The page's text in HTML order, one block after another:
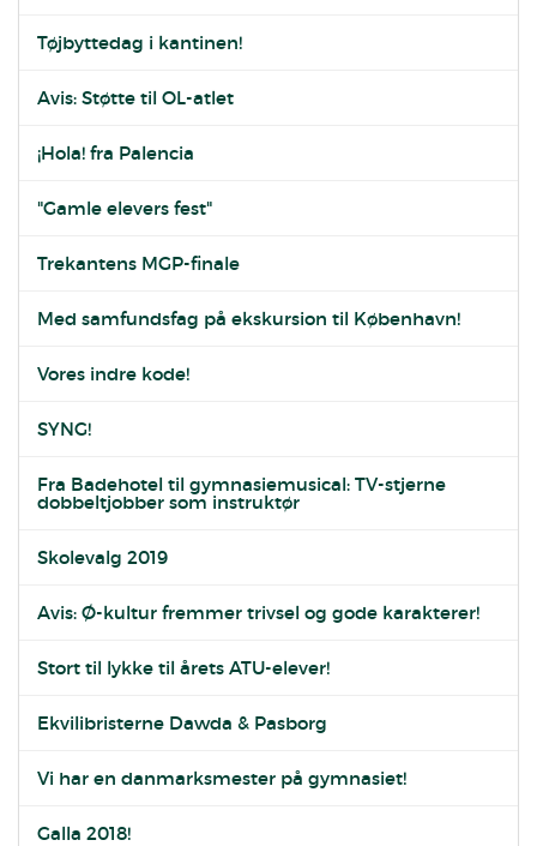
Tøjbyttedag i kantinen!
Avis: Støtte til OL-atlet
¡Hola! fra Palencia
"Gamle elevers fest"
Trekantens MGP-finale
Med samfundsfag på ekskursion til København!
Vores indre kode!
SYNG!
Fra Badehotel til gymnasiemusical: TV-stjerne
dobbeltjobber som instruktør
Skolevalg 2019
Avis: Ø-kultur fremmer trivsel og gode karakterer!
Stort til lykke til årets ATU-elever!
Ekvilibristerne Dawda & Pasborg
Vi har en danmarksmester på gymnasiet!
Galla 2018!